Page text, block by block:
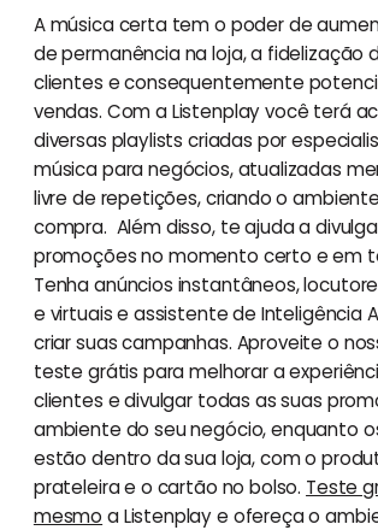
A música certa tem o poder de
de permanência na loja, a fidelização
clientes e consequentemente
vendas. Com a Listenplay você terá
diversas playlists criadas por
música para negócios, atualizadas
livre de repetições, criando o
compra. Além disso, te ajuda a
promoções no momento certo e em
Tenha anúncios instantâneos,
e virtuais e assistente de Inteligência
criar suas campanhas. Aproveite o
teste grátis para melhorar a
clientes e divulgar todas as suas
ambiente do seu negócio, enquanto
estão dentro da sua loja, com o
prateleira e o cartão no bolso. Teste
mesmo a Listenplay e ofereça o